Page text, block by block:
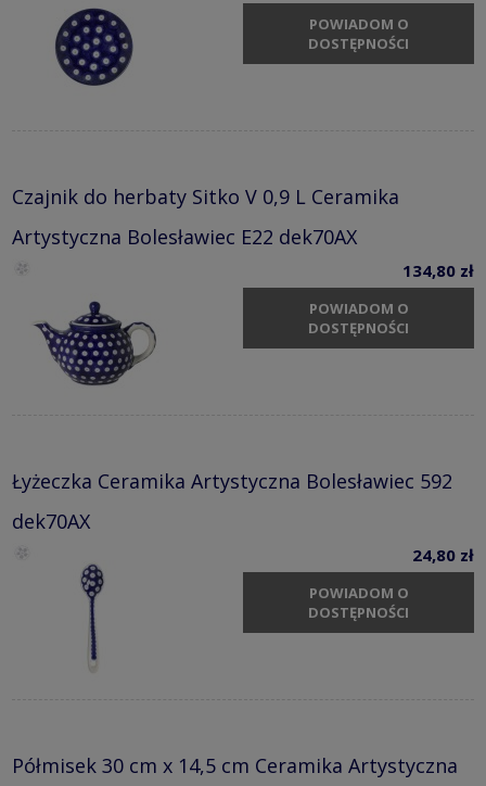
POWIADOM O
DOSTĘPNOŚCI
Czajnik do herbaty Sitko V 0,9 L Ceramika
Artystyczna Bolesławiec E22 dek70AX
134,80 zł
POWIADOM O
DOSTĘPNOŚCI
Łyżeczka Ceramika Artystyczna Bolesławiec 592
dek70AX
24,80 zł
POWIADOM O
DOSTĘPNOŚCI
Półmisek 30 cm x 14,5 cm Ceramika Artystyczna